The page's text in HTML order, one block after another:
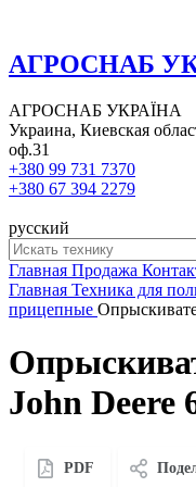
АГРОСНАБ
АГРОСНАБ УКРАЇНА
Украина, Киевская
оф.31
+380 99 731 7370
+380 67 394 2279
русский
Главная Продажа
Главная Техника для
прицепные
John Deere
PDF